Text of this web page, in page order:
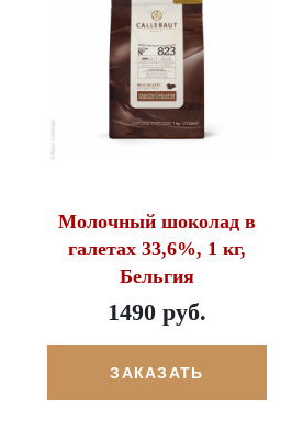
Молочный шоколад в
галетах 33,6%, 1 кг,
Бельгия
1490 руб.
ЗАКАЗАТЬ